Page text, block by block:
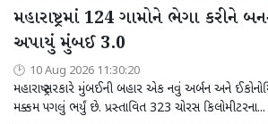
મહારાષ્ટ્રમાં 124 ગામોને ભેગા કરીને
અપાયું મુંબઈ 3.0
10 Aug 2026 11:30:20
મહારાષ્ટ્ર સરકારે મુંબઈની બહાર એક નવું અર્બન અને
મક્કમ પગલું ભર્યું છે. પ્રસ્તાવિત 323 ચોરસ કિલોમીટરના...